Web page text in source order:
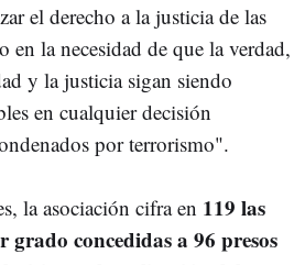
el derecho a la justicia de las
la necesidad de que la verdad,
y la justicia sigan siendo
en cualquier decisión
por terrorismo".
la asociación cifra en 119 las
grado concedidas a 96 presos